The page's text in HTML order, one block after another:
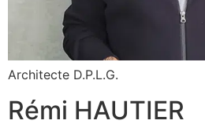
Architecte D.P.L.G.
Rémi HAUTIER